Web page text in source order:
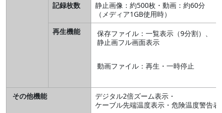
記録枚数
静止画像：約500枚・動画：約60分
（メディア1GB使用時）
再生機能
保存ファイル：一覧表示（9分割）、
静止画フル画面表示
動画ファイル：再生・一時停止
その他機能
デジタル2倍ズーム表示・
ケーブル先端温度表示・危険温度警告表